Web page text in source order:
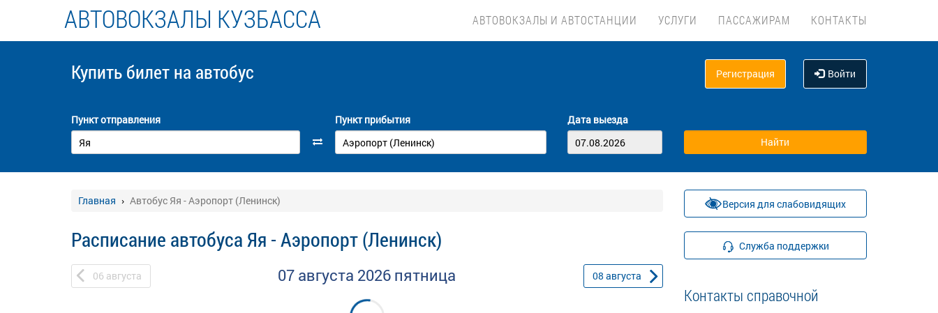
АВТОВОКЗАЛЫ КУЗБАССА АВТОВОКЗАЛЫ И АВТОСТАНЦИИ УСЛУГИ ПАССАЖИРАМ КОНТАКТЫ
Купить билет на автобус Регистрация Войти
Пункт отправления Пункт прибытия Дата выезда
Главная Автобус Яя - Аэропорт (Ленинск)
Расписание автобуса Яя - Аэропорт (Ленинск)
06 августа 07 августа 2026 пятница 08 августа
Версия для слабовидящих
Служба поддержки
Контакты справочной